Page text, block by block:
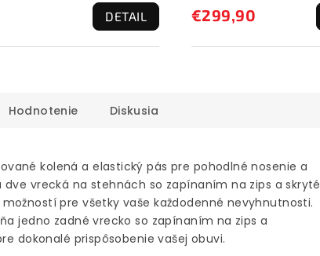
DETAIL €299,90
Hodnotenie Diskusia
kolená a elastický pás pre pohodlné nosenie a
vrecká na stehnách so zapínaním na zips a skryté
pre všetky vaše každodenné nevyhnutnosti.
jedno zadné vrecko so zapínaním na zips a
dokonalé prispôsobenie vašej obuvi.